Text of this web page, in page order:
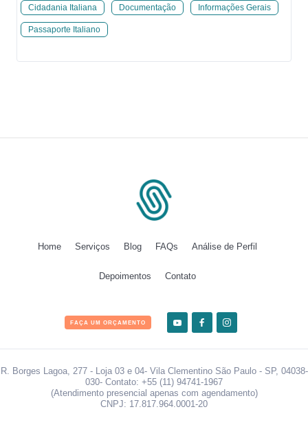
Cidadania Italiana Documentação Informações Gerais
Passaporte Italiano
Home Serviços Blog FAQs Análise de Perfil
Depoimentos Contato
FAÇA UM ORÇAMENTO
R. Borges Lagoa, 277 - Loja 03 e 04- Vila Clementino São Paulo - SP, 04038-
030- Contato: +55 (11) 94741-1967
(Atendimento presencial apenas com agendamento)
CNPJ: 17.817.964.0001-20